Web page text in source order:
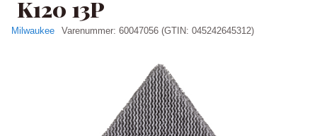
K120 13P
Milwaukee Varenummer: 60047056 (GTIN: 045242645312)